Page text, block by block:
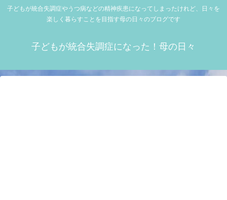
子どもが統合失調症やうつ病などの精神疾患になってしまったけれど、日々を
楽しく暮らすことを目指す母の日々のブログです
子どもが統合失調症になった！母の日々